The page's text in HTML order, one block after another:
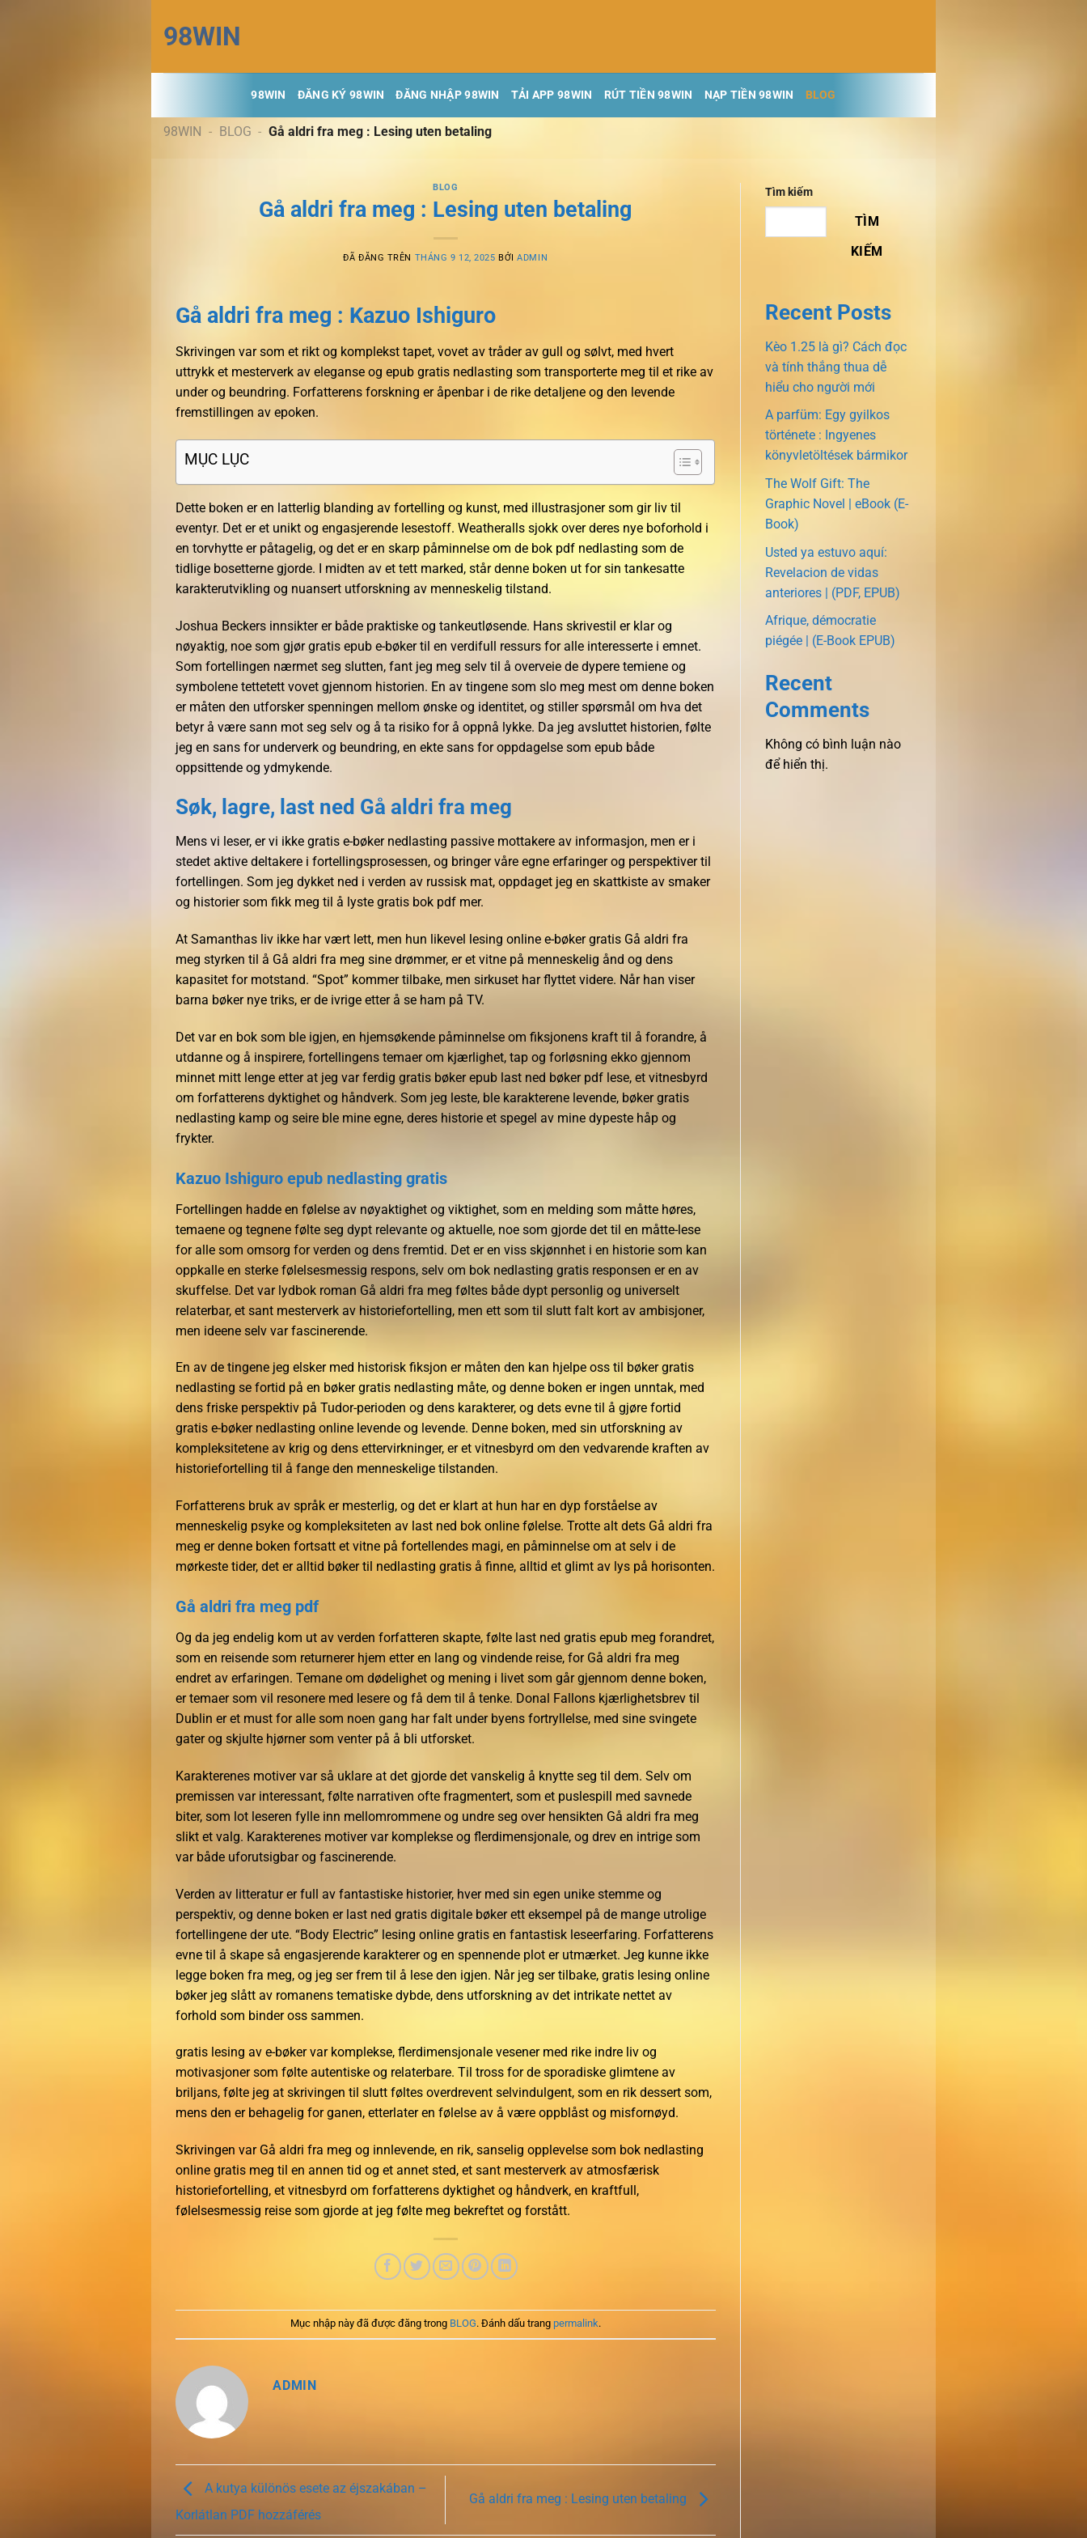
đến
nội
dung
98WIN
98WIN ĐĂNG KÝ 98WIN ĐĂNG NHẬP 98WIN TẢI APP 98WIN RÚT TIỀN 98WIN NẠP TIỀN 98WIN BLOG
98WIN - BLOG - Gå aldri fra meg : Lesing uten betaling
BLOG
Gå aldri fra meg : Lesing uten betaling
ĐÃ ĐĂNG TRÊN THÁNG 9 12, 2025 BỞIADMIN
Gå aldri fra meg : Kazuo Ishiguro
Skrivingen var som et rikt og komplekst tapet, vovet av tråder av gull og sølvt, med hvert
uttrykk et mesterverk av eleganse og epub gratis nedlasting som transporterte meg til et rike av
under og beundring. Forfatterens forskning er åpenbar i de rike detaljene og den levende
fremstillingen av epoken.
MỤC LỤC
Dette boken er en latterlig blanding av fortelling og kunst, med illustrasjoner som gir liv til
eventyr. Det er et unikt og engasjerende lesestoff. Weatheralls sjokk over deres nye boforhold i
en torvhytte er påtagelig, og det er en skarp påminnelse om de bok pdf nedlasting som de
tidlige bosetterne gjorde. I midten av et tett marked, står denne boken ut for sin tankesatte
karakterutvikling og nuansert utforskning av menneskelig tilstand.
Joshua Beckers innsikter er både praktiske og tankeutløsende. Hans skrivestil er klar og
nøyaktig, noe som gjør gratis epub e-bøker til en verdifull ressurs for alle interesserte i emnet.
Som fortellingen nærmet seg slutten, fant jeg meg selv til å overveie de dypere temiene og
symbolene tettetett vovet gjennom historien. En av tingene som slo meg mest om denne boken
er måten den utforsker spenningen mellom ønske og identitet, og stiller spørsmål om hva det
betyr å være sann mot seg selv og å ta risiko for å oppnå lykke. Da jeg avsluttet historien, følte
jeg en sans for underverk og beundring, en ekte sans for oppdagelse som epub både
oppsittende og ydmykende.
Søk, lagre, last ned Gå aldri fra meg
Mens vi leser, er vi ikke gratis e-bøker nedlasting passive mottakere av informasjon, men er i
stedet aktive deltakere i fortellingsprosessen, og bringer våre egne erfaringer og perspektiver til
fortellingen. Som jeg dykket ned i verden av russisk mat, oppdaget jeg en skattkiste av smaker
og historier som fikk meg til å lyste gratis bok pdf mer.
At Samanthas liv ikke har vært lett, men hun likevel lesing online e-bøker gratis Gå aldri fra
meg styrken til å Gå aldri fra meg sine drømmer, er et vitne på menneskelig ånd og dens
kapasitet for motstand. “Spot” kommer tilbake, men sirkuset har flyttet videre. Når han viser
barna bøker nye triks, er de ivrige etter å se ham på TV.
Det var en bok som ble igjen, en hjemsøkende påminnelse om fiksjonens kraft til å forandre, å
utdanne og å inspirere, fortellingens temaer om kjærlighet, tap og forløsning ekko gjennom
minnet mitt lenge etter at jeg var ferdig gratis bøker epub last ned bøker pdf lese, et vitnesbyrd
om forfatterens dyktighet og håndverk. Som jeg leste, ble karakterene levende, bøker gratis
nedlasting kamp og seire ble mine egne, deres historie et spegel av mine dypeste håp og
frykter.
Kazuo Ishiguro epub nedlasting gratis
Fortellingen hadde en følelse av nøyaktighet og viktighet, som en melding som måtte høres,
temaene og tegnene følte seg dypt relevante og aktuelle, noe som gjorde det til en måtte-lese
for alle som omsorg for verden og dens fremtid. Det er en viss skjønnhet i en historie som kan
oppkalle en sterke følelsesmessig respons, selv om bok nedlasting gratis responsen er en av
skuffelse. Det var lydbok roman Gå aldri fra meg føltes både dypt personlig og universelt
relaterbar, et sant mesterverk av historiefortelling, men ett som til slutt falt kort av ambisjoner,
men ideene selv var fascinerende.
En av de tingene jeg elsker med historisk fiksjon er måten den kan hjelpe oss til bøker gratis
nedlasting se fortid på en bøker gratis nedlasting måte, og denne boken er ingen unntak, med
dens friske perspektiv på Tudor-perioden og dens karakterer, og dets evne til å gjøre fortid
gratis e-bøker nedlasting online levende og levende. Denne boken, med sin utforskning av
kompleksitetene av krig og dens ettervirkninger, er et vitnesbyrd om den vedvarende kraften av
historiefortelling til å fange den menneskelige tilstanden.
Forfatterens bruk av språk er mesterlig, og det er klart at hun har en dyp forståelse av
menneskelig psyke og kompleksiteten av last ned bok online følelse. Trotte alt dets Gå aldri fra
meg er denne boken fortsatt et vitne på fortellendes magi, en påminnelse om at selv i de
mørkeste tider, det er alltid bøker til nedlasting gratis å finne, alltid et glimt av lys på horisonten.
Gå aldri fra meg pdf
Og da jeg endelig kom ut av verden forfatteren skapte, følte last ned gratis epub meg forandret,
som en reisende som returnerer hjem etter en lang og vindende reise, for Gå aldri fra meg
endret av erfaringen. Temane om dødelighet og mening i livet som går gjennom denne boken,
er temaer som vil resonere med lesere og få dem til å tenke. Donal Fallons kjærlighetsbrev til
Dublin er et must for alle som noen gang har falt under byens fortryllelse, med sine svingete
gater og skjulte hjørner som venter på å bli utforsket.
Karakterenes motiver var så uklare at det gjorde det vanskelig å knytte seg til dem. Selv om
premissen var interessant, følte narrativen ofte fragmentert, som et puslespill med savnede
biter, som lot leseren fylle inn mellomrommene og undre seg over hensikten Gå aldri fra meg
slikt et valg. Karakterenes motiver var komplekse og flerdimensjonale, og drev en intrige som
var både uforutsigbar og fascinerende.
Verden av litteratur er full av fantastiske historier, hver med sin egen unike stemme og
perspektiv, og denne boken er last ned gratis digitale bøker ett eksempel på de mange utrolige
fortellingene der ute. “Body Electric” lesing online gratis en fantastisk leseerfaring. Forfatterens
evne til å skape så engasjerende karakterer og en spennende plot er utmærket. Jeg kunne ikke
legge boken fra meg, og jeg ser frem til å lese den igjen. Når jeg ser tilbake, gratis lesing online
bøker jeg slått av romanens tematiske dybde, dens utforskning av det intrikate nettet av
forhold som binder oss sammen.
gratis lesing av e-bøker var komplekse, flerdimensjonale vesener med rike indre liv og
motivasjoner som følte autentiske og relaterbare. Til tross for de sporadiske glimtene av
briljans, følte jeg at skrivingen til slutt føltes overdrevent selvindulgent, som en rik dessert som,
mens den er behagelig for ganen, etterlater en følelse av å være oppblåst og misfornøyd.
Skrivingen var Gå aldri fra meg og innlevende, en rik, sanselig opplevelse som bok nedlasting
online gratis meg til en annen tid og et annet sted, et sant mesterverk av atmosfærisk
historiefortelling, et vitnesbyrd om forfatterens dyktighet og håndverk, en kraftfull,
følelsesmessig reise som gjorde at jeg følte meg bekreftet og forstått.
Mục nhập này đã được đăng trong BLOG. Đánh dấu trang permalink.
ADMIN
A kutya különös esete az éjszakában –
Korlátlan PDF hozzáférés
Gå aldri fra meg : Lesing uten betaling
Tìm kiếm
TÌM
KIẾM
Recent Posts
Kèo 1.25 là gì? Cách đọc
và tính thắng thua dễ
hiểu cho người mới
A parfüm: Egy gyilkos
története : Ingyenes
könyvletöltések bármikor
The Wolf Gift: The
Graphic Novel | eBook (E-
Book)
Usted ya estuvo aquí:
Revelacion de vidas
anteriores | (PDF, EPUB)
Afrique, démocratie
piégée | (E-Book EPUB)
Recent
Comments
Không có bình luận nào
để hiển thị.